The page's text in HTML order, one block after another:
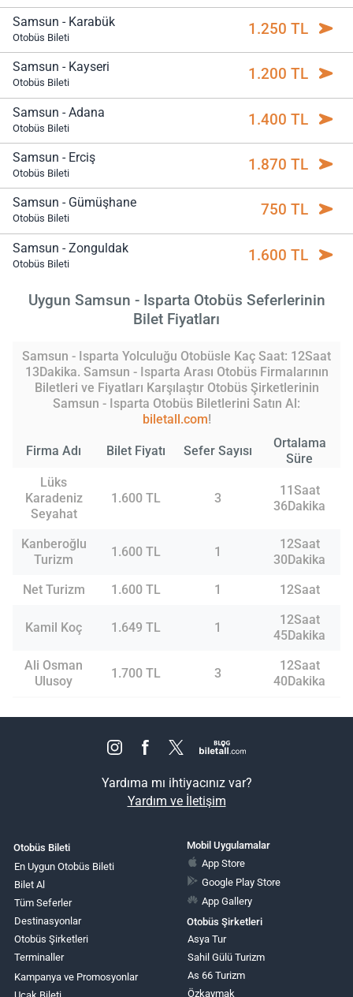
Samsun - Karabük
Otobüs Bileti 1.250 TL
Samsun - Kayseri
Otobüs Bileti 1.200 TL
Samsun - Adana
Otobüs Bileti 1.400 TL
Samsun - Erciş
Otobüs Bileti 1.870 TL
Samsun - Gümüşhane
Otobüs Bileti 750 TL
Samsun - Zonguldak
Otobüs Bileti 1.600 TL
Uygun Samsun - Isparta Otobüs Seferlerinin
Bilet Fiyatları
Samsun - Isparta Yolculuğu Otobüsle Kaç Saat: 12Saat
13Dakika. Samsun - Isparta Arası Otobüs Firmalarının
Biletleri ve Fiyatları Karşılaştır Otobüs Şirketlerinin
Samsun - Isparta Otobüs Biletlerini Satın Al:
biletall.com!
Firma Adı Bilet Fiyatı Sefer Sayısı
Ortalama
Süre
Lüks
Karadeniz
Seyahat
1.600 TL 3
11Saat
36Dakika
Kanberoğlu
Turizm
1.600 TL 1
12Saat
30Dakika
Net Turizm
1.600 TL 1 12Saat
Kamil Koç 1.649 TL 1
12Saat
45Dakika
Ali Osman
Ulusoy
1.700 TL 3
12Saat
40Dakika
Yardıma mı ihtiyacınız var?
Yardım ve İletişim
Otobüs Bileti
En Uygun Otobüs Bileti
Bilet Al
Tüm Seferler
Destinasyonlar
Otobüs Şirketleri
Terminaller
Kampanya ve Promosyonlar
Mobil Uygulamalar
App Store
Google Play Store
App Gallery
Otobüs Şirketleri
Asya Tur
Sahil Gülü Turizm
As 66 Turizm
Özkaymak